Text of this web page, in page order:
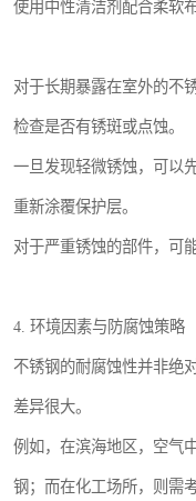
使用中性清洁剂配合柔软
对于长期暴露在室外的不
检查是否有锈斑或点蚀。
一旦发现轻微锈蚀，可以
重新涂覆保护层。
对于严重锈蚀的部件，可
4. 环境因素与防腐蚀策略
不锈钢的耐腐蚀性并非绝
差异很大。
例如，在滨海地区，空气
钢；而在化工场所，则需